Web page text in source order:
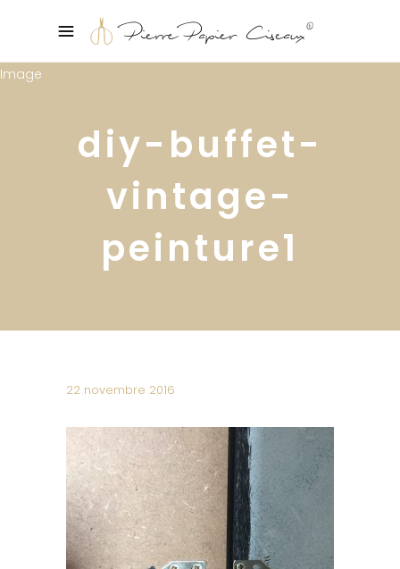
diy-buffet-
vintage-
peinture1
22 novembre 2016